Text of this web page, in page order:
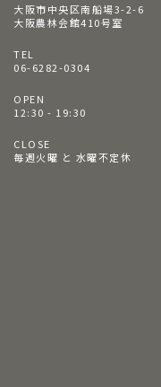
大阪市中央区南船場3-2-6
大阪農林会館410号室
TEL
06-6282-0304
OPEN
12:30 - 19:30
CLOSE
毎週火曜 と 水曜不定休